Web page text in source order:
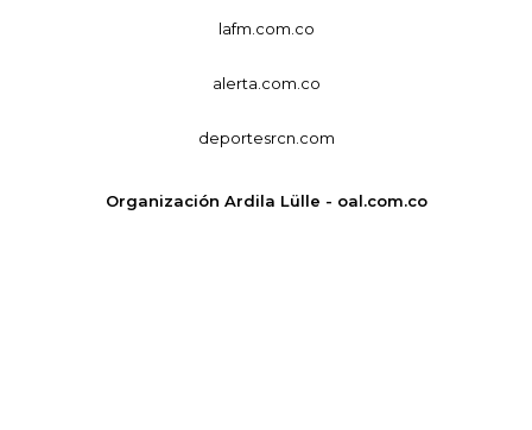
lafm.com.co
alerta.com.co
deportesrcn.com
Organización Ardila Lülle - oal.com.co